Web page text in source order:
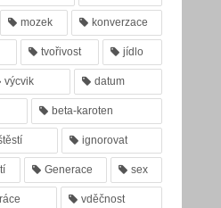
mozek konverzace
tvořivost jídlo
výcvik datum
beta-karoten
ignorovat
Generace sex
vděčnost